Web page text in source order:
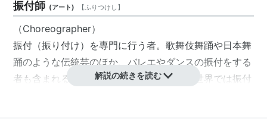
振付師 (アート) 【ふりつけし 】
（Choreographer）
振付 （振り付け）を専門に行う者。歌舞伎舞踊や日本舞
踊のような伝統芸のほか、バレエやダンスの振付をする
者も含まれる。もっともバレエやダンスの世界では振付
解説の続きを読む